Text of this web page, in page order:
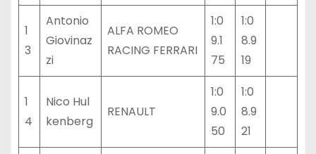
1
3
Antonio
Giovinaz
zi
ALFA ROMEO
RACING FERRARI
1:0
9.1
75
1:0
8.9
19
1
4
Nico Hul
kenberg
RENAULT
1:0
9.0
50
1:0
8.9
21